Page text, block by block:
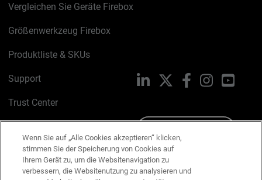
Vergleichen Sie Geräte Firebox
Größenwerkzeug Firebox
Produktliste & SKUs
Support
Trust Center
Cookie-Richtlinie
Datenschutzrichtlinie
LinkedIn FacebookInstagram
Wenn Sie auf „Alle Cookies akzeptieren“ klicken,
stimmen Sie der Speicherung von Cookies auf
Ihrem Gerät zu, um die Websitenavigation zu
verbessern, die Websitenutzung zu analysieren und